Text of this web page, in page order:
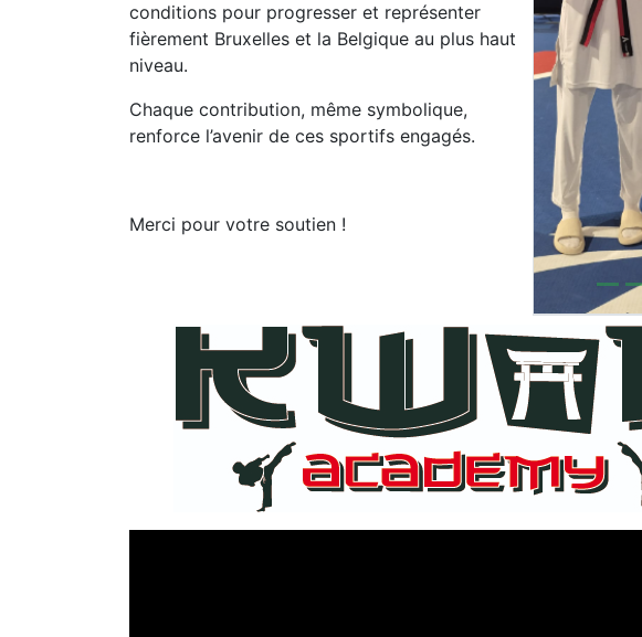
conditions pour progresser et représenter
fièrement Bruxelles et la Belgique au plus haut
niveau.
Chaque contribution, même symbolique,
renforce l’avenir de ces sportifs engagés.
Merci pour votre soutien !